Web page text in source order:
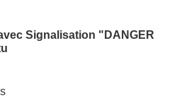
Signalisation "DANGER